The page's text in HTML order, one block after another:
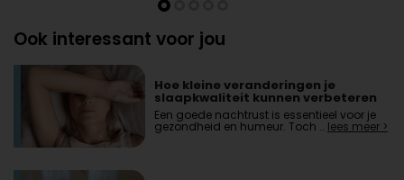
Ook interessant voor jou
Hoe kleine veranderingen je
slaapkwaliteit kunnen verbeteren
Een goede nachtrust is essentieel voor je
gezondheid en humeur. Toch … lees meer >